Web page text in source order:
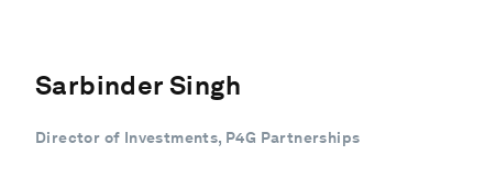
Sarbinder Singh
Director of Investments, P4G Partnerships